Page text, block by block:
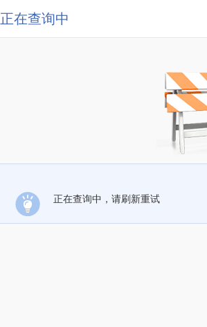
正在查询中
正在查询中，请刷新重试